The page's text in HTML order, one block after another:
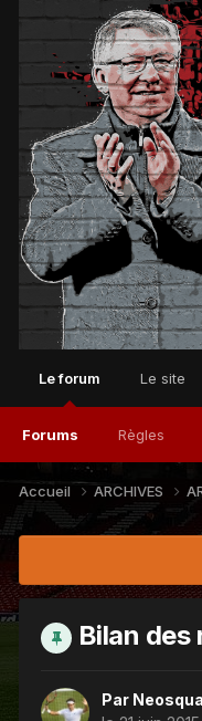
Le forum
Forums Règles
Le site
Accueil ARCHIVES
Bilan
Par